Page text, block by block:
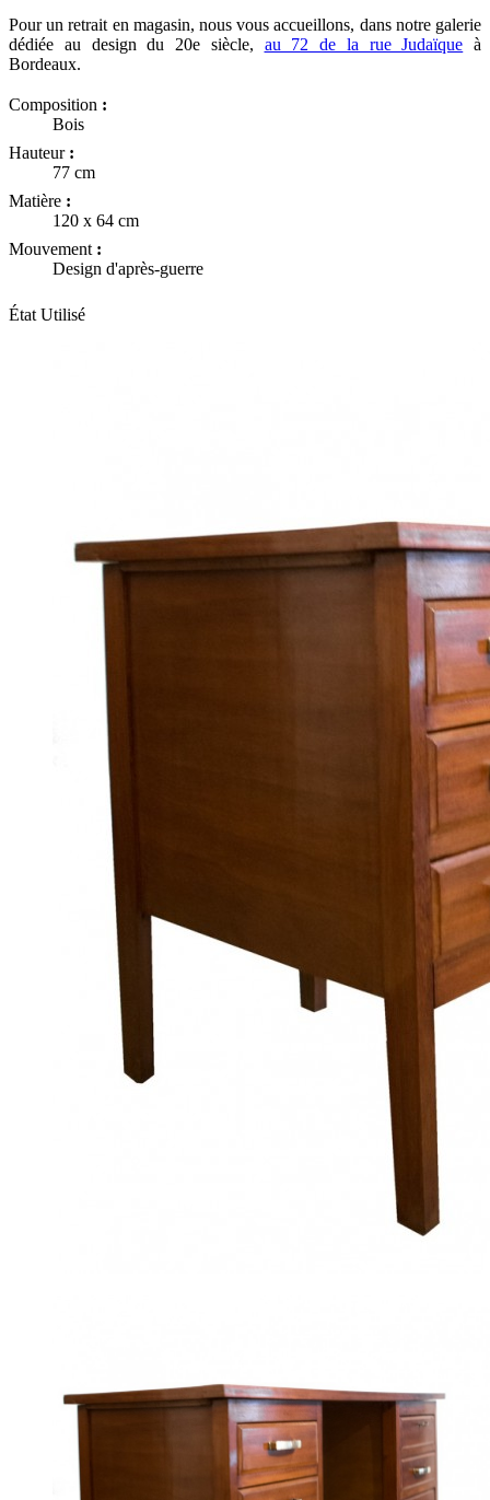
Pour un retrait en magasin, nous vous accueillons, dans notre galerie
dédiée au design du 20e siècle, au 72 de la rue Judaïque à
Bordeaux.
Composition :
Bois
Hauteur :
77 cm
Matière :
120 x 64 cm
Mouvement :
Design d'après-guerre
État Utilisé